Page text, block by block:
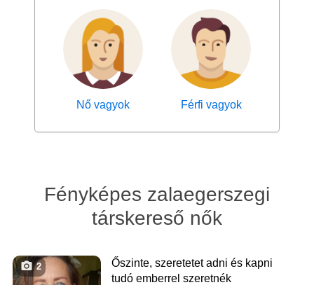
Nő vagyok Férfi vagyok
Fényképes zalaegerszegi
társkereső nők
2
Őszinte, szeretetet adni és kapni
tudó emberrel szeretnék